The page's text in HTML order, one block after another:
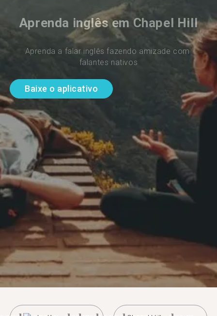
Aprenda inglês em Chapel Hill
Aprenda a falar inglês fazendo amizade com
falantes nativos
Baixe o aplicativo